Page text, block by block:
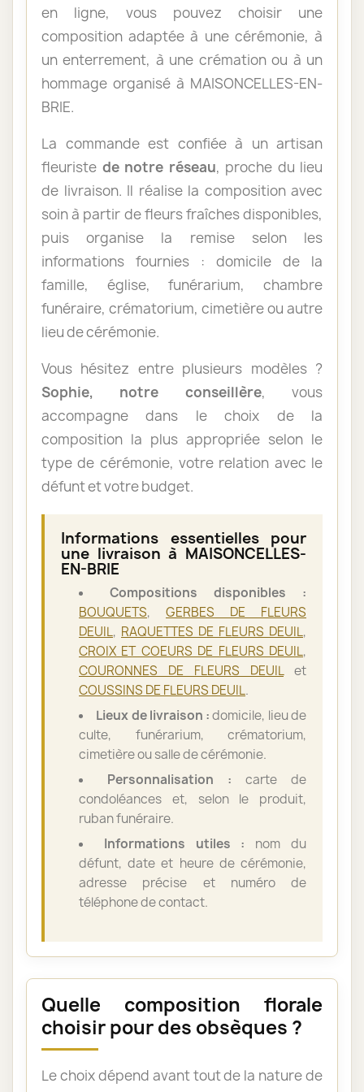
en ligne, vous pouvez choisir une
composition adaptée à une cérémonie, à
un enterrement, à une crémation ou à un
hommage organisé à MAISONCELLES-EN-
BRIE.
La commande est confiée à un artisan
fleuriste de notre réseau, proche du lieu
de livraison. Il réalise la composition avec
soin à partir de fleurs fraîches disponibles,
puis organise la remise selon les
informations fournies : domicile de la
famille, église, funérarium, chambre
funéraire, crématorium, cimetière ou autre
lieu de cérémonie.
Vous hésitez entre plusieurs modèles ?
Sophie, notre conseillère, vous
accompagne dans le choix de la
composition la plus appropriée selon le
type de cérémonie, votre relation avec le
défunt et votre budget.
Informations essentielles pour
une livraison à MAISONCELLES-
EN-BRIE
Compositions disponibles :
BOUQUETS, GERBES DE FLEURS
DEUIL, RAQUETTES DE FLEURS DEUIL,
CROIX ET COEURS DE FLEURS DEUIL,
COURONNES DE FLEURS DEUILet
COUSSINS DE FLEURS DEUIL.
Lieux de livraison :domicile, lieu de
culte, funérarium, crématorium,
cimetière ou salle de cérémonie.
Personnalisation : carte de
condoléances et, selon le produit,
ruban funéraire.
Informations utiles : nom du
défunt, date et heure de cérémonie,
adresse précise et numéro de
téléphone de contact.
Quelle composition florale
choisir pour des obsèques ?
Le choix dépend avant tout de la nature de